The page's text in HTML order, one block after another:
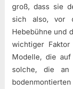
groß, dass sie
sich also, vor
Hebebühne und
wichtiger
Modelle, die
solche, die an